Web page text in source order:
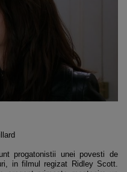
progatonistii unei povesti de
in filmul regizat Ridley Scott.